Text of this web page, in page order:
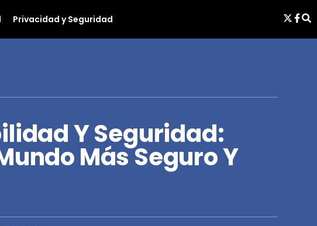
Privacidad y Seguridad
Y Seguridad:
Más Seguro Y